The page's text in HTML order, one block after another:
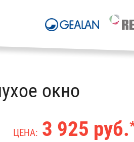
окно
ЦЕНА:3 925 руб.